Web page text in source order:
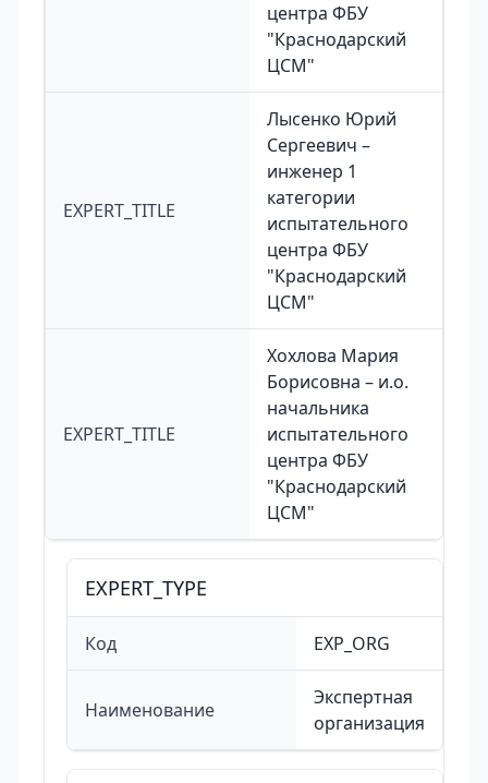
центра ФБУ
"Краснодарский
ЦСМ"
EXPERT_TITLE
Лысенко Юрий
Сергеевич –
инженер 1
категории
испытательного
центра ФБУ
"Краснодарский
ЦСМ"
EXPERT_TITLE
Хохлова Мария
Борисовна – и.о.
начальника
испытательного
центра ФБУ
"Краснодарский
ЦСМ"
EXPERT_TYPE
Код EXP_ORG
Наименование
Экспертная
организация